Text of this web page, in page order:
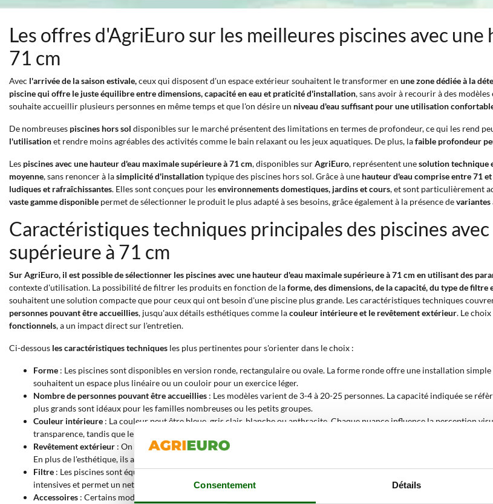
Consentement Détails
Les offres d'AgriEuro sur les meilleures piscines avec
71 cm
Avec l'arrivée de la saison estivale,ceux qui disposent d'un espace extérieur souhaitent le transformer en une zone dédiée à la
piscine qui offre le juste équilibre entre dimensions, capacité en eau et praticité d'installation, sans avoir à recourir à des
souhaite accueillir plusieurs personnes en même temps et que l'on désire un niveau d'eau suffisant pour une utilisation
De nombreuses piscines hors sol disponibles sur le marché présentent des limitations en termes de profondeur, ce qui les rend
l'utilisationet rendre moins agréables des activités comme le bain relaxant ou les jeux aquatiques. De plus, lafaible profondeur
Les piscines avec une hauteur d'eau maximale supérieure à 71 cm, disponibles surAgriEuro, représentent unesolution technique
moyenne, sans renoncer à lasimplicité d'installationtypique des piscines hors sol. Grâce à une hauteur d'eau comprise entre 71
ludiques et rafraîchissantes. Elles sont conçues pour lesenvironnements domestiques, jardins et cours, et sont particulièrement
vaste gamme disponible permet de sélectionner le produit le plus adapté à ses besoins, grâce également à la présence devariantes
Caractéristiques techniques principales des piscines
supérieure à 71 cm
Sur AgriEuro, il est possible de sélectionner les piscines avec une hauteur d'eau maximale supérieure à 71 cm en utilisant des
contexte d'utilisation. La possibilité de filtrer les produits en fonction de laforme, des dimensions, de la capacité, du type de filtre
souhaitent une solution compacte que pour ceux qui ont besoin d'une piscine plus grande. Les caractéristiques techniques
personnes pouvant être accueillies, jusqu'aux détails esthétiques comme lacouleur intérieure et le revêtement extérieur. Le
fonctionnels, a un impact direct sur l'entretien.
Ci-dessous les caractéristiques techniques les plus pertinentes pour s'orienter dans le choix :
Forme : Les piscines sont disponibles en version ronde, rectangulaire ou ovale. La forme ronde offre une installation
souhaitent un espace plus linéaire ou un couloir pour un exercice léger.
Nombre de personnes pouvant être accueillies : Les modèles varient de 3-4 à 20-25 personnes. La capacité indiquée se
plus grands sont idéaux pour les familles nombreuses ou les petits groupes.
Couleur intérieure : La couleur peut être bleue, gris clair, blanche ou anthracite. Chaque nuance influence la perception
transparence, tandis que le gris et l'anthracite absorbent plus de lumière.
Revêtement extérieur : On trouve des revêtements effet bois clair ou foncé, graphite, pierre, rayé ou rotin. Ces
En plus de l'esthétique, ils améliorent la résistance aux agents atmosphériques.
Filtre : Les piscines sont équipées de filtres à cartouche ou à sable. Le filtre à cartouche est adapté aux volumes réduits
intensives et permet un nettoyage plus efficace.
Accessoires : Certains modèles incluent une échelle, une bâche de couverture, une bâche de sol, un chlorinateur, un filet